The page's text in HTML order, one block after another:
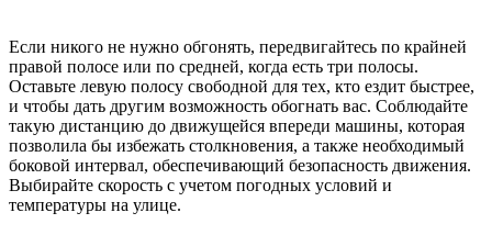
Если никого не нужно обгонять, передвигайтесь по крайней
правой полосе или по средней, когда есть три полосы.
Оставьте левую полосу свободной для тех, кто ездит быстрее,
и чтобы дать другим возможность обогнать вас. Соблюдайте
такую дистанцию до движущейся впереди машины, которая
позволила бы избежать столкновения, а также необходимый
боковой интервал, обеспечивающий безопасность движения.
Выбирайте скорость с учетом погодных условий и
температуры на улице.